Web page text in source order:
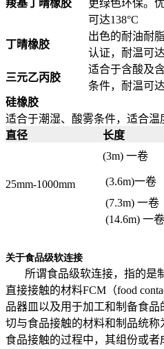
羧基丁晴橡胶
更绿色环保。
可达138°C
丁晴橡胶
出色的耐油耐
认证，耐温可
三元乙丙胶
适合于含酸及
条件，耐温可
硅橡胶
适合于潮湿、酸雾条件，适合温
直径
长度
25mm-1000mm
(3m) 一卷
(3.6m)一卷
(7.3m) 一卷
(14.6m) 一卷
关于食品级软连接
所谓食品级软连接，指的是
直接接触的材料FCM（food
品器皿以及用于加工和制备食
切与食品接触的材料和制品统
食品接触的过程中，其组份或